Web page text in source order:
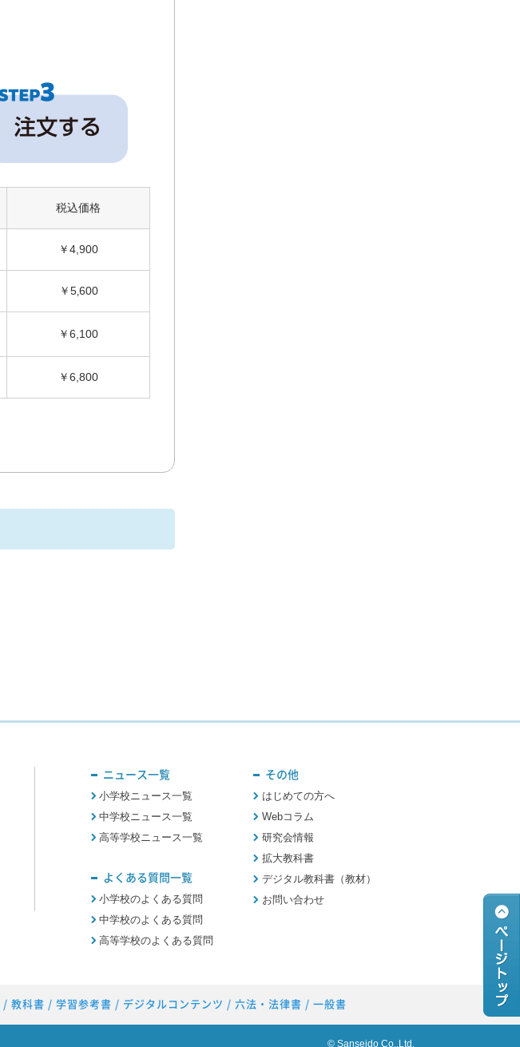
税込価格
￥4,900
￥5‚600
￥6,100
￥6,800
その他
はじめての方へ
Webコラム
研究会情報
拡大教科書
デジタル教科書（教材）
お問い合わせ
ニュース一覧
小学校ニュース一覧
中学校ニュース一覧
高等学校ニュース一覧
よくある質問一覧
小学校のよくある質問
中学校のよくある質問
高等学校のよくある質問
/ 教科書 / 学習参考書 / デジタルコンテンツ / 六法・法律書 / 一般書
© Sanseido Co.,Ltd.